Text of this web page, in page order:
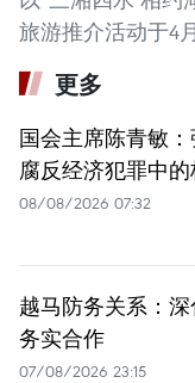
旅游推介活动于4
更多
国会主席陈青敏
腐反经济犯罪中
08/08/2026 07:32
越马防务关系：
务实合作
07/08/2026 23:15